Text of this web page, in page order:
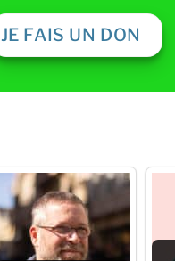
JE FAIS UN DON